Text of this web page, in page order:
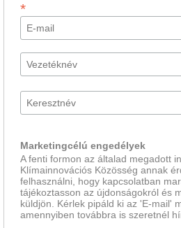
*
Marketingcélú engedélyek
A fenti formon az általad megadott
Klímainnovációs Közösség annak
felhasználni, hogy kapcsolatban
tájékoztasson az újdonságokról és
küldjön. Kérlek pipáld ki az 'E-mail'
amennyiben továbbra is szeretnél